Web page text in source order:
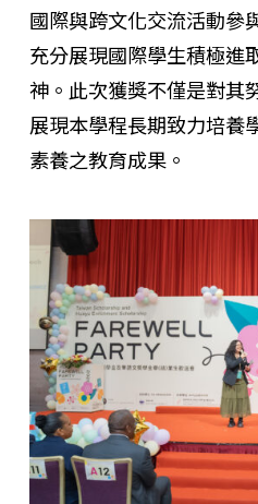
國際與跨文化交流活動參
充分展現國際學生積極進
神。此次獲獎不僅是對其
展現本學程長期致力培養
素養之教育成果。